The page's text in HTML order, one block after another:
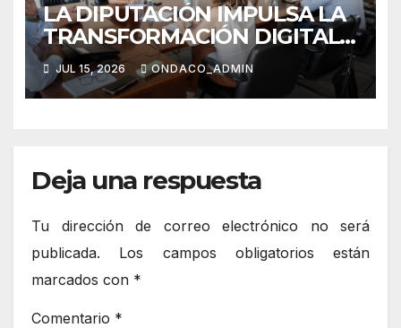
LA DIPUTACIÓN IMPULSA LA
TRANSFORMACIÓN DIGITAL
DEL TURISMO
JUL 15, 2026 ONDACO_ADMIN
Deja una respuesta
Tu dirección de correo electrónico no será
publicada.
Los campos obligatorios están
marcados con *
Comentario *